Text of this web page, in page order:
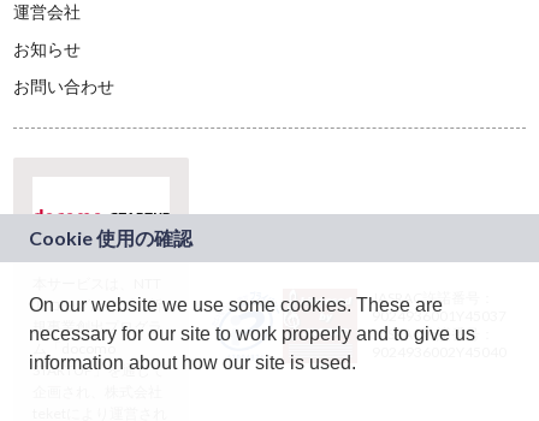
運営会社
お知らせ
お問い合わせ
ドコモグループの新
規事業創出プログラ
ム「docomo
STARTUP」を通じて
JASRAC許諾番号：
9024936001Y45037
JASRAC許諾番号：
On our website we use some cookies. These are
necessary for our site to work properly and to give us
information about how our site is used.